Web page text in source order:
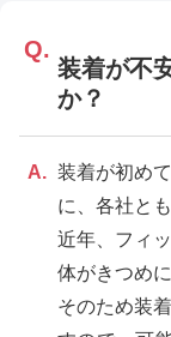
装着が不
か？
装着が初め
に、各社と
近年、フィ
体がきつめ
そのため装